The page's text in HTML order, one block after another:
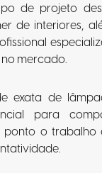
de projeto
de interiores,
mercado.
exata de
para
ponto o trabalho